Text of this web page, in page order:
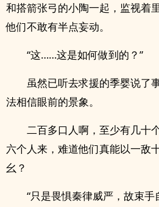
和搭箭张弓的小陶一起，监视着
他们不敢有半点妄动。
“这……这是如何做到的？”
虽然已听去求援的季婴说了
法相信眼前的景象。
二百多口人啊，至少有几十
六个人来，难道他们真能以一敌
幺？
“只是畏惧秦律威严，故束